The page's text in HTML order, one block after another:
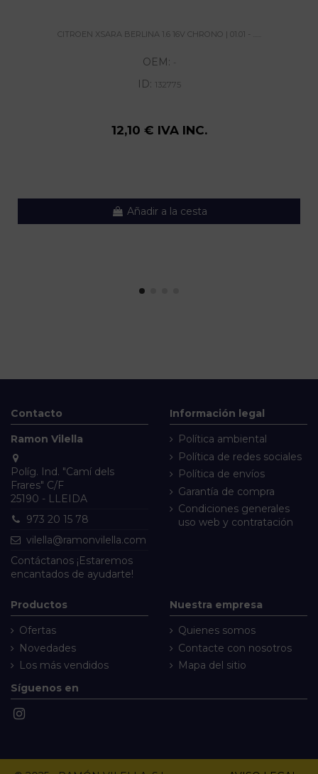
CITROEN XSARA BERLINA 1.6 16V CHRONO | 01.01 - ......
OEM: -
ID: 132775
12,10 € IVA INC.
Añadir a la cesta
Contacto
Ramon Vilella
Políg. Ind. "Camí dels
Frares" C/F
25190 - LLEIDA
973 20 15 78
vilella@ramonvilella.com
Contáctanos ¡Estaremos
encantados de ayudarte!
Información legal
Política ambiental
Política de redes sociales
Política de envíos
Garantía de compra
Condiciones generales
uso web y contratación
Productos
Ofertas
Novedades
Los más vendidos
Nuestra empresa
Quienes somos
Contacte con nosotros
Mapa del sitio
Síguenos en